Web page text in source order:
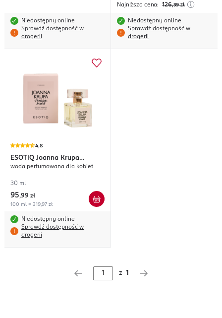
Niedostępny online
Sprawdź dostępność w
drogerii
Najniższa cena: 126,99 zł
Niedostępny online
Sprawdź dostępność w
drogerii
4,8
ESOTIQ Joanna Krupa
Feminine Power
woda perfumowana dla kobiet
30 ml
95,99 zł
100 ml = 319,97 zł
Niedostępny online
Sprawdź dostępność w
drogerii
z 1